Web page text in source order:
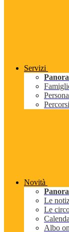
Servizi
Novità
Le
Le
Albo